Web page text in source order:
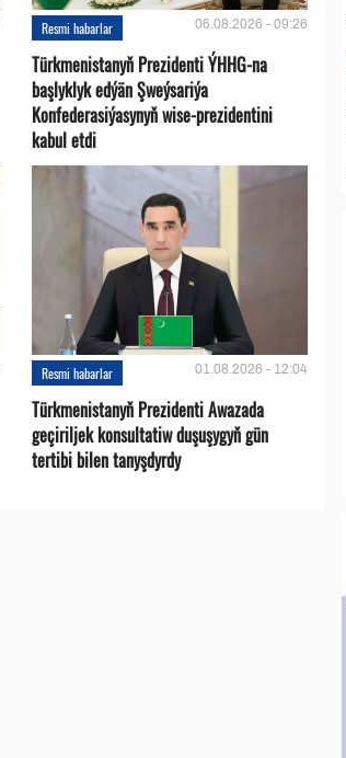
Resmi habarlar 06.08.2026 - 09:26
Türkmenistanyň Prezidenti ÝHHG-na
başlyklyk edýän Şweýsariýa
Konfederasiýasynyň wise-prezidentini
kabul etdi
Resmi habarlar 01.08.2026 - 12:04
Türkmenistanyň Prezidenti Awazada
geçiriljek konsultatiw duşuşygyň gün
tertibi bilen tanyşdyrdy